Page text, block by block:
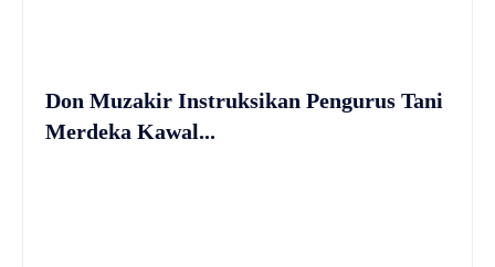
Don Muzakir Instruksikan Pengurus Tani
Merdeka Kawal...